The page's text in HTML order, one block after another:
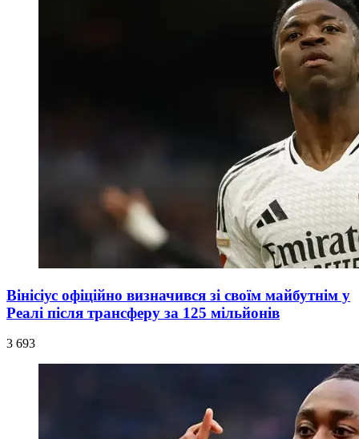
Вінісіус офіційно визначився зі своїм майбутнім у
Реалі після трансферу за 125 мільйонів
3 693